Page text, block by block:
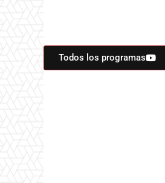
Todos los programas